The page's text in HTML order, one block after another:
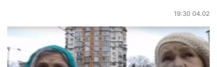
19:30 04.02